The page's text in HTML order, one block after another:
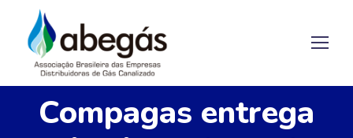
Compagas entrega